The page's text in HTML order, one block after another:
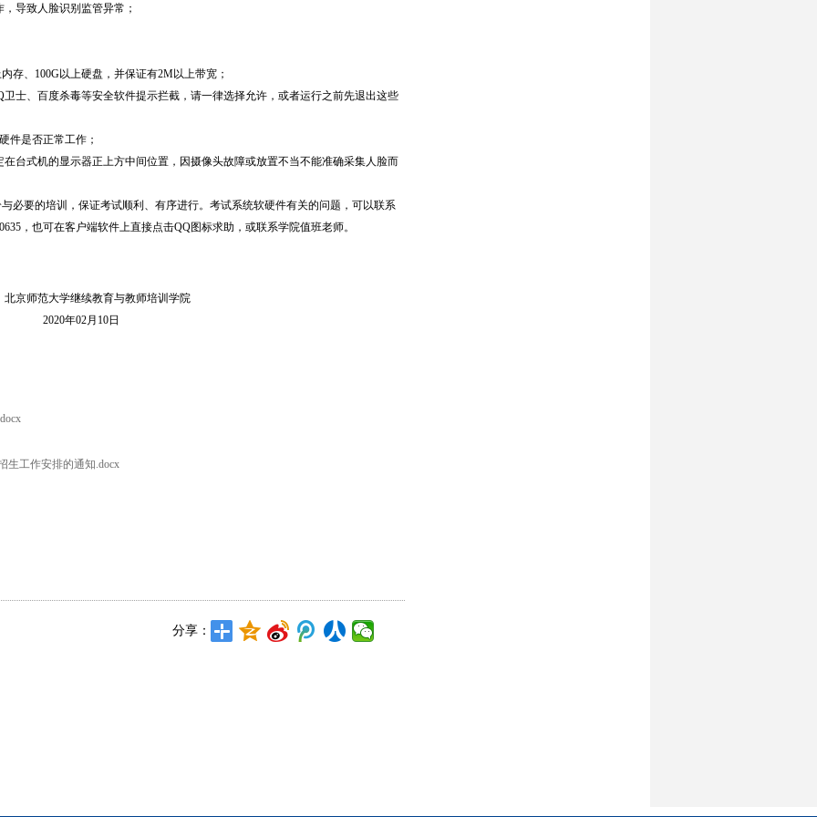
导致人脸识别监管异常；
存、100G以上硬盘，并保证有2M以上带宽；
士、百度杀毒等安全软件提示拦截，请一律选择允许，或者运行之前先退出这些
件是否正常工作；
台式机的显示器正上方中间位置，因摄像头故障或放置不当不能准确采集人脸而
要的培训，保证考试顺利、有序进行。考试系统软硬件有关的问题，可以联系
，也可在客户端软件上直接点击QQ图标求助，或联系学院值班老师。
与教师培训学院
10日
生工作安排的通知.docx
分享：